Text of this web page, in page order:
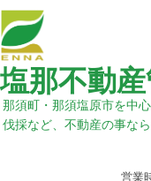
塩那不動
那須町・那須塩原市を中
伐採など、不動産の事な
営業